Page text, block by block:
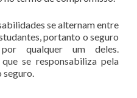
se alternam entre
portanto o seguro
qualquer um deles.
se responsabiliza pela
seguro.